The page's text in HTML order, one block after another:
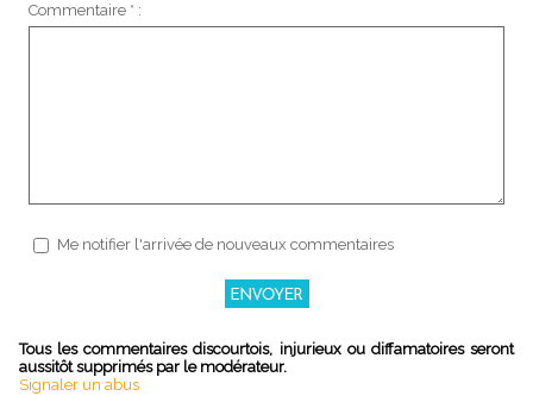
Commentaire * :
Me notifier l'arrivée de nouveaux commentaires
Tous les commentaires discourtois, injurieux ou diffamatoires seront
aussitôt supprimés par le modérateur.
Signaler un abus